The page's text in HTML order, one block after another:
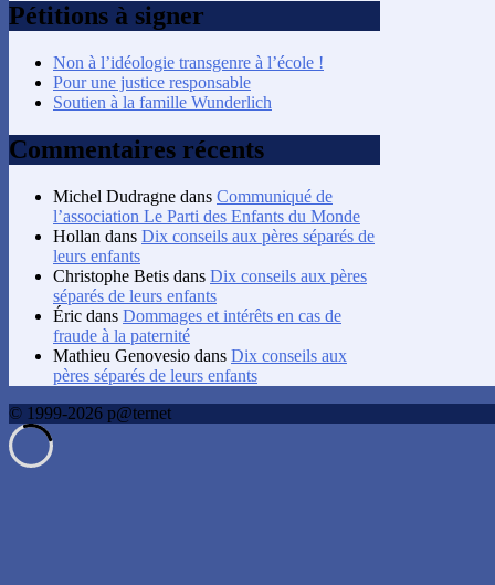
Pétitions à signer
Non à l’idéologie transgenre à l’école !
Pour une justice responsable
Soutien à la famille Wunderlich
Commentaires récents
Michel Dudragne dans Communiqué de
l’association Le Parti des Enfants du Monde
Hollan dans Dix conseils aux pères séparés de
leurs enfants
Christophe Betis dans Dix conseils aux pères
séparés de leurs enfants
Éric dans Dommages et intérêts en cas de
fraude à la paternité
Mathieu Genovesio dans Dix conseils aux
pères séparés de leurs enfants
© 1999-2026 p@ternet